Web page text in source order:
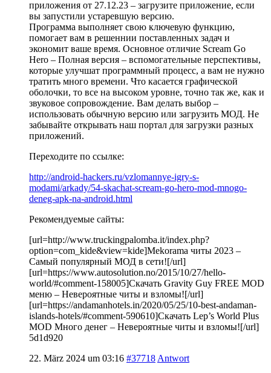
приложения от 27.12.23 – загрузите приложение, если
вы запустили устаревшую версию.
Программа выполняет свою ключевую функцию,
помогает вам в решеннии поставленных задач и
экономит ваше время. Основное отличие Scream Go
Hero – Полная версия – вспомогательные перспективы,
которые улучшат программный процесс, а вам не нужно
тратить много времени. Что касается графической
оболочки, то все на высоком уровне, точно так же, как и
звуковое сопровождение. Вам делать выбор –
использовать обычную версию или загрузить МОД. Не
забывайте открывать наш портал для загрузки разных
приложений.
Переходите по ссылке:
http://android-hackers.ru/vzlomannye-igry-s-
modami/arkady/54-skachat-scream-go-hero-mod-mnogo-
deneg-apk-na-android.html
Рекомендуемые сайты:
[url=http://www.truckingpalomba.it/index.php?
option=com_kide&view=kide]Mekorama читы 2023 –
Самый популярный МОД в сети![/url]
[url=https://www.autosolution.no/2015/10/27/hello-
world/#comment-158005]Скачать Gravity Guy FREE MOD
меню – Невероятные читы и взломы![/url]
[url=https://andamanhotels.in/2020/05/25/10-best-andaman-
islands-hotels/#comment-590610]Скачать Lep’s World Plus
MOD Много денег – Невероятные читы и взломы![/url]
5d1d920
22. März 2024 um 03:16 #37718 Antwort